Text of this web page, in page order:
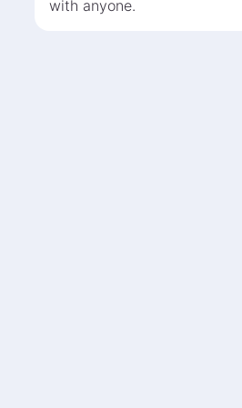
with anyone.